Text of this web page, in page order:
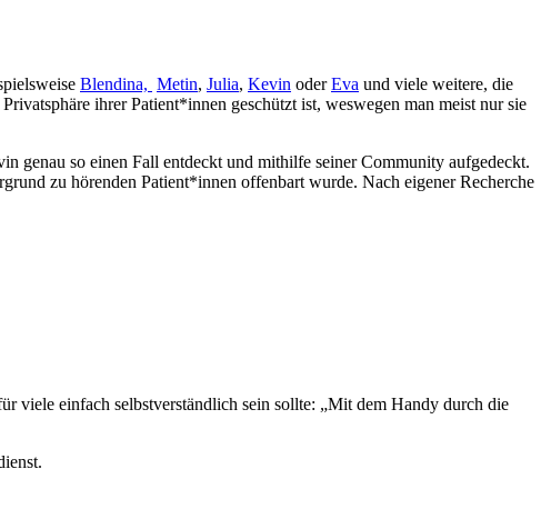
Blendina, Metin, Julia, Kevin oderEva und viele weitere, die
ihrer Patient*innen geschützt ist, weswegen man meist nur sie
genau so einen Fall entdeckt und mithilfe seiner Community aufgedeckt.
zu hörenden Patient*innen offenbart wurde. Nach eigener Recherche
viele einfach selbstverständlich sein sollte: „Mit dem Handy durch die